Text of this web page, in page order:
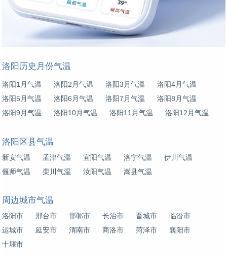
洛阳历史月份气温
洛阳1月气温 洛阳2月气温 洛阳3月气温
洛阳4月气温
洛阳5月气温
洛阳6月气温 洛阳7月气温
洛阳8月气温
洛阳9月气温
洛阳10月气温 洛阳11月气温 洛阳12月气温
洛阳区县气温
新安气温 孟津气温 宜阳气温 洛宁气温
伊川气温
偃师气温
栾川气温 汝阳气温 嵩县气温
周边城市气温
洛阳市 邢台市 邯郸市 长治市 晋城市
临汾市
运城市
延安市 渭南市 商洛市 菏泽市
襄阳市
十堰市